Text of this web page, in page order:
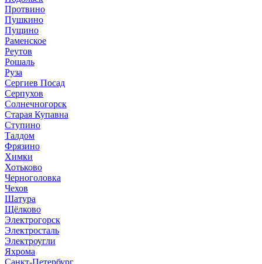
Протвино
Пушкино
Пущино
Раменское
Реутов
Рошаль
Руза
Сергиев Посад
Серпухов
Солнечногорск
Старая Купавна
Ступино
Талдом
Фрязино
Химки
Хотьково
Черноголовка
Чехов
Шатура
Щёлково
Электрогорск
Электросталь
Электроугли
Яхрома